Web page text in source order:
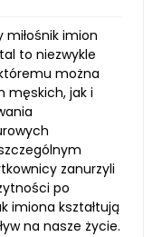
imion
to niezwykle
można
męskich, jak i
zanurzyli
po
imiona kształtują
na nasze życie.